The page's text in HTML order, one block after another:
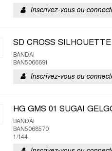
Inscrivez-vous ou
SD CROSS
BANDAI
BAN5066691
Inscrivez-vous ou
HG GMS 01 SUGAI
BANDAI
BAN5068570
1/144